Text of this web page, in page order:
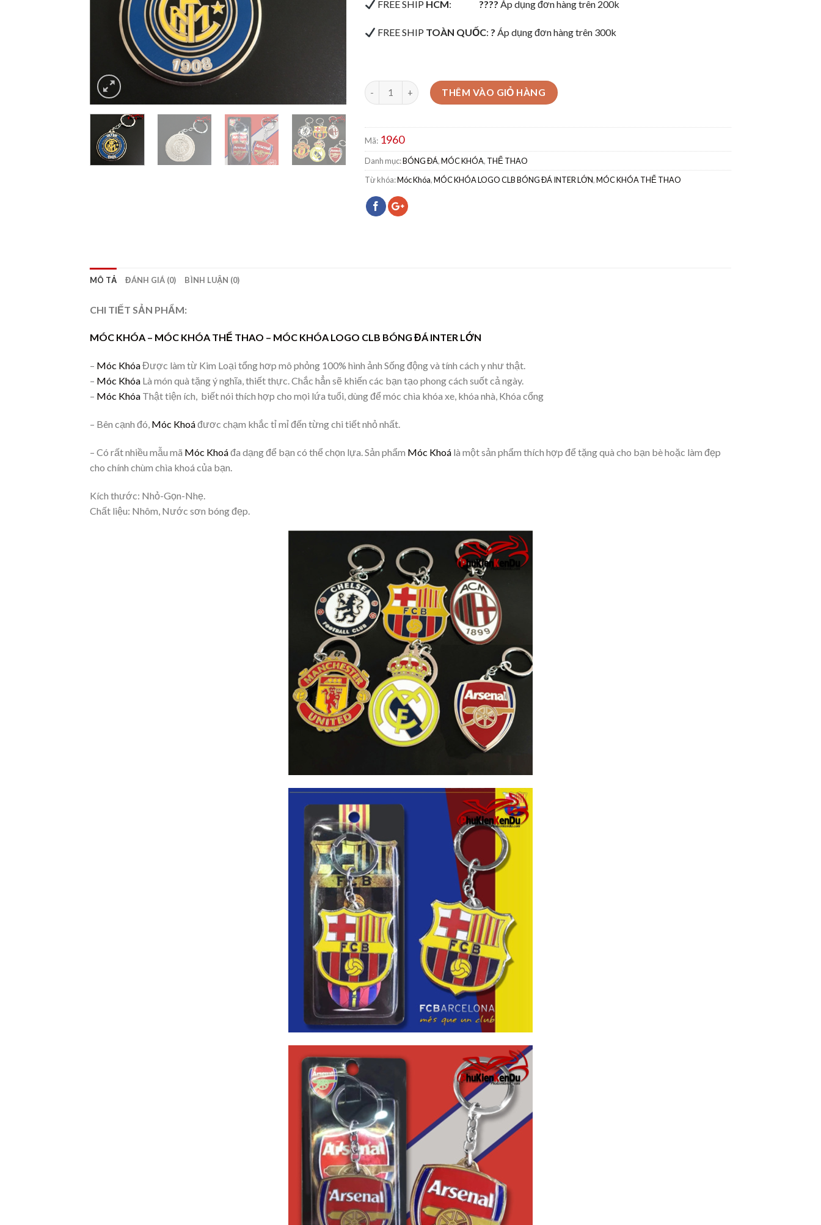
FREE SHIP HCM: ????Áp dụng đơn hàng trên 200k
FREE SHIP TOÀN QUỐC: ?Áp dụng đơn hàng trên 300k
THÊM VÀO GIỎ HÀNG
Mã: 1960
Danh mục:BÓNG ĐÁ,MÓC KHÓA, THỂ THAO
Từ khóa:Móc Khóa,MÓC KHÓA LOGO CLB BÓNG ĐÁ INTER LỚN,MÓC KHÓA THỂ THAO
MÔ TẢ ĐÁNH GIÁ (0) BÌNH LUẬN (0)
CHI TIẾT SẢN PHẨM:
MÓC KHÓA – MÓC KHÓA THỂ THAO – MÓC KHÓA LOGO CLB BÓNG ĐÁ INTER LỚN
– Móc KhóaĐược làm từ Kim Loại tổng hơp mô phỏng 100% hình ảnh Sống động và tính cách y như thật.
– Móc Khóa Là món quà tặng ý nghĩa, thiết thực. Chắc hẳn sẽ khiến các bạn tạo phong cách suốt cả ngày.
– Móc Khóa Thật tiện ích, biết nói thích hợp cho mọi lứa tuổi, dùng để móc chìa khóa xe, khóa nhà, Khóa cổng
– Bên cạnh đó, Móc Khoáđươc chạm khắc tỉ mỉ đến từng chi tiết nhỏ nhất.
– Có rất nhiều mẫu mã Móc Khoáđa dạng để bạn có thể chọn lựa. Sản phẩm Móc Khoá là một sản phẩm thích hợp để tặng quà cho bạn bè hoặc làm đẹp
cho chính chùm chìa khoá của bạn.
Kích thước: Nhỏ-Gọn-Nhẹ.
Chất liệu: Nhôm, Nước sơn bóng đẹp.